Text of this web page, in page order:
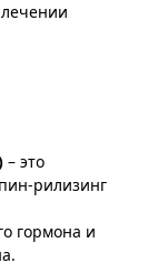
– это
рилизинг
гормона и